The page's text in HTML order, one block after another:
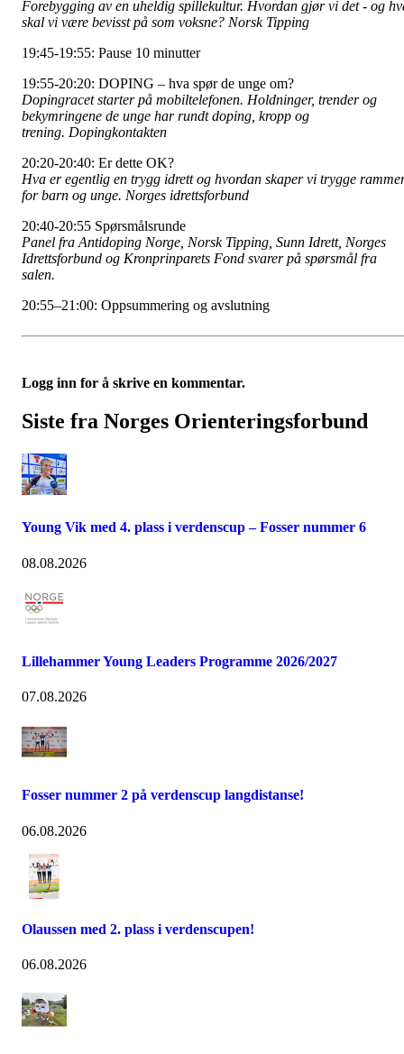
Forebygging av en uheldig spillekultur. Hvordan gjør vi det - og
skal vi være bevisst på som voksne? Norsk Tipping
19:45-19:55: Pause 10 minutter
19:55-20:20: DOPING – hva spør de unge om?
Dopingracet starter på mobiltelefonen. Holdninger, trender og
bekymringene de unge har rundt doping, kropp og
trening. Dopingkontakten
20:20-20:40: Er dette OK?
Hva er egentlig en trygg idrett og hvordan skaper vi trygge
for barn og unge. Norges idrettsforbund
20:40-20:55 Spørsmålsrunde
Panel fra Antidoping Norge, Norsk Tipping, Sunn Idrett, Norges
Idrettsforbund og Kronprinparets Fond svarer på spørsmål fra
salen.
20:55–21:00: Oppsummering og avslutning
Logg inn for å skrive en kommentar.
Siste fra Norges Orienteringsforbund
Young Vik med 4. plass i verdenscup – Fosser nummer 6
08.08.2026
Lillehammer Young Leaders Programme 2026/2027
07.08.2026
Fosser nummer 2 på verdenscup langdistanse!
06.08.2026
Olaussen med 2. plass i verdenscupen!
06.08.2026